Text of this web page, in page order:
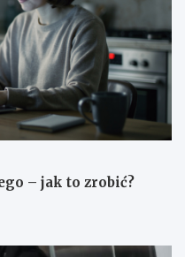
– jak to zrobić?